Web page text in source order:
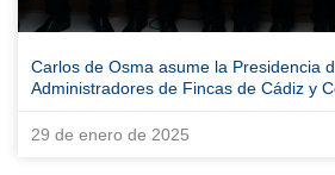
Carlos de Osma asume la Presidencia
Administradores de Fincas de Cádiz y
29 de enero de 2025